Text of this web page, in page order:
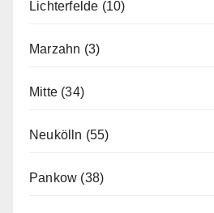
Lichterfelde (10)
Marzahn (3)
Mitte (34)
Neukölln (55)
Pankow (38)